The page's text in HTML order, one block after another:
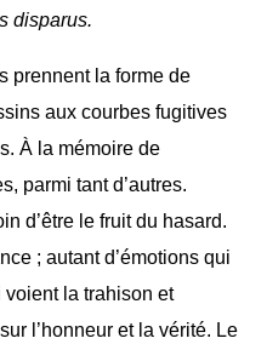
disparus.
prennent la forme de
aux courbes fugitives
À la mémoire de
parmi tant d’autres.
d’être le fruit du hasard.
; autant d’émotions qui
la trahison et
l’honneur et la vérité. Le